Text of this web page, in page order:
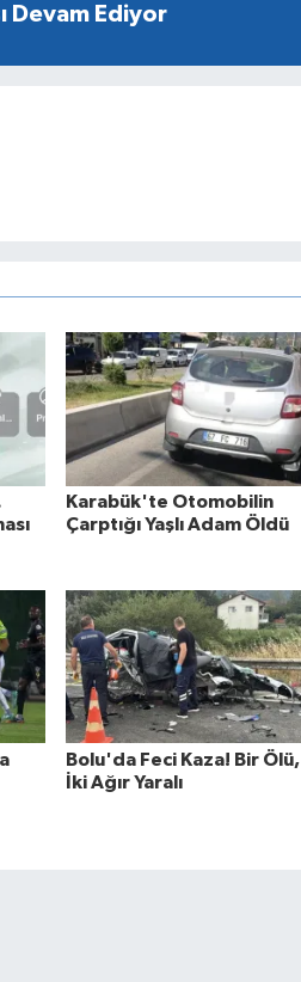
Devam Ediyor
Karabük'te Otomobilin
Çarptığı Yaşlı Adam Öldü
Bolu'da Feci Kaza! Bir Ölü,
İki Ağır Yaralı